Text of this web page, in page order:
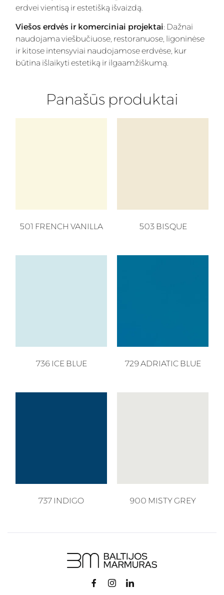
erdvei vientisą ir estetišką išvaizdą.
Viešos erdvės ir komerciniai projektai: Dažnai
naudojama viešbučiuose, restoranuose, ligoninėse
ir kitose intensyviai naudojamose erdvėse, kur
būtina išlaikyti estetiką ir ilgaamžiškumą.
Panašūs produktai
501 FRENCH VANILLA 503 BISQUE
736 ICE BLUE 729 ADRIATIC BLUE
737 INDIGO 900 MISTY GREY